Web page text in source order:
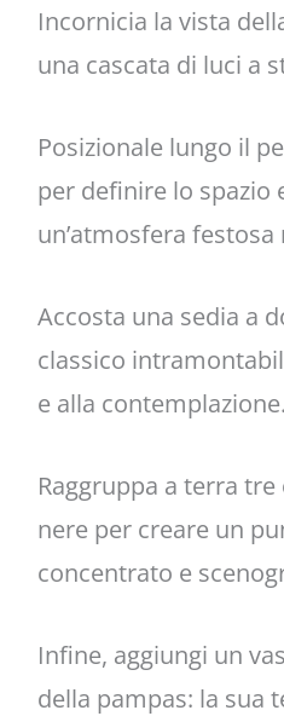
Incornicia la vista
una cascata di luci a
Posizionale lungo il
per definire lo spazio
un’atmosfera
Accosta una sedia a
classico
e alla contemplazione.
Raggruppa a terra
nere per creare un
concentrato e
Infine, aggiungi un
della pampas: la sua